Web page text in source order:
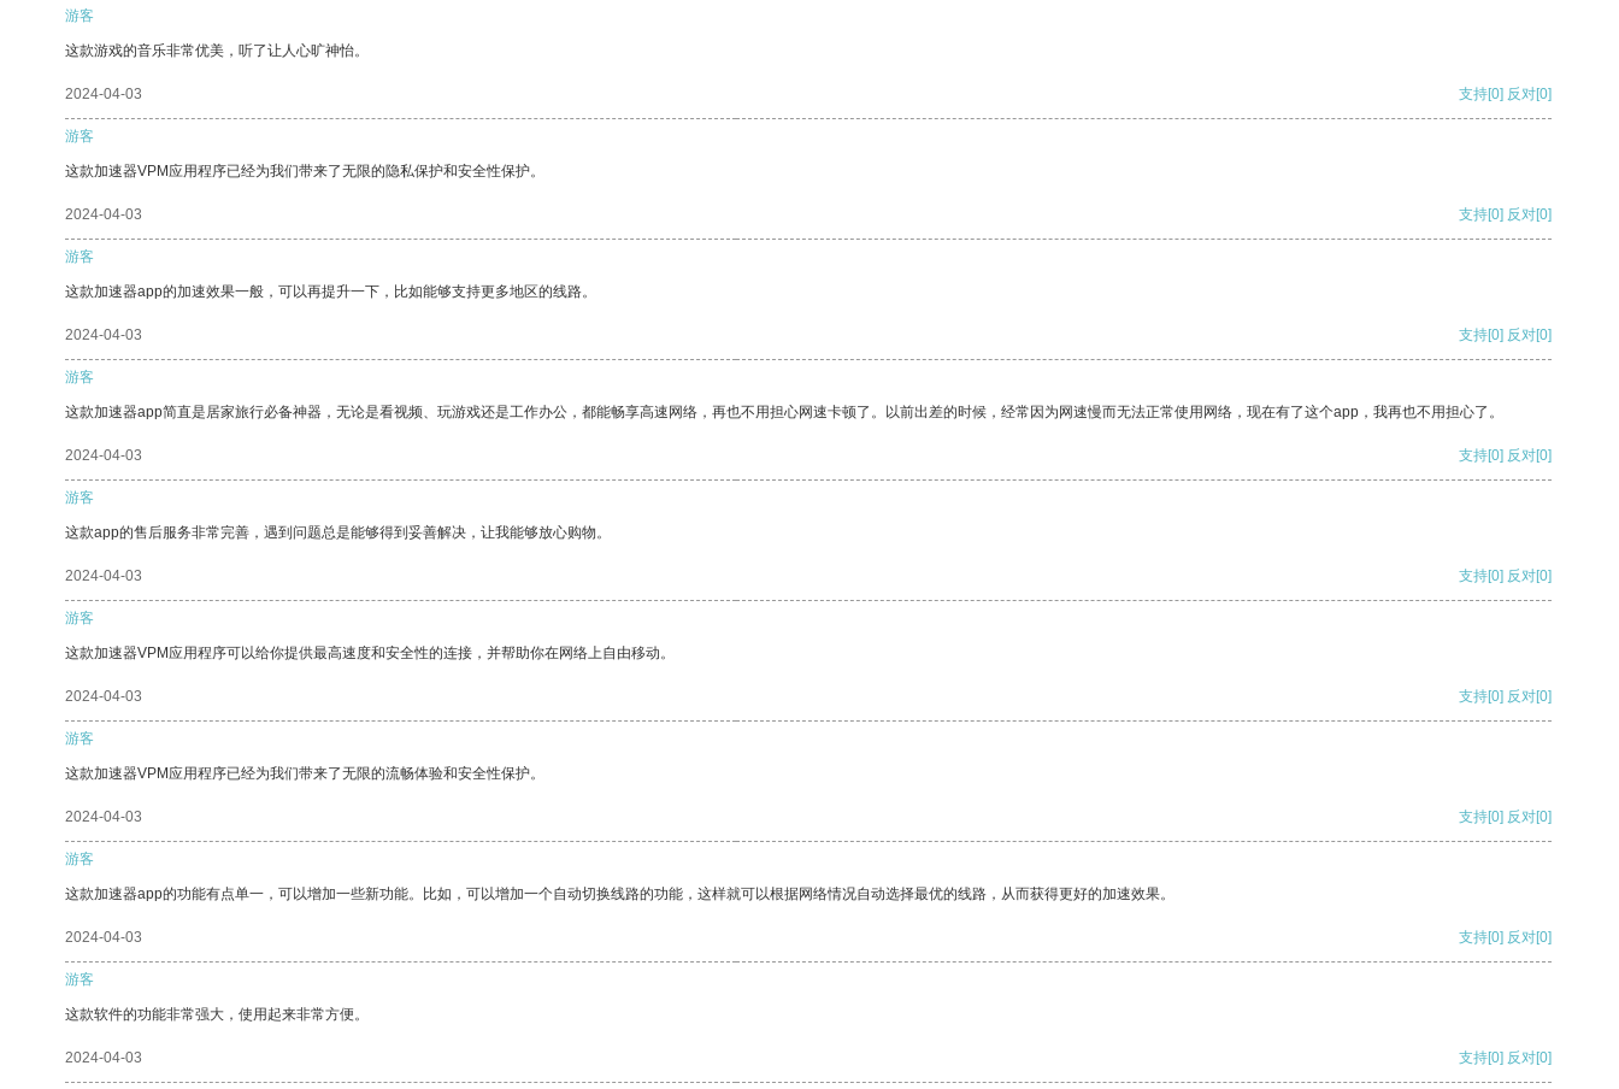
游客
这款游戏的音乐非常优美，听了让人心旷神怡。
2024-04-03 支持[0] 反对[0]
游客
这款加速器VPM应用程序已经为我们带来了无限的隐私保护和安全性保护。
2024-04-03 支持[0] 反对[0]
游客
这款加速器app的加速效果一般，可以再提升一下，比如能够支持更多地区的线路。
2024-04-03 支持[0] 反对[0]
游客
这款加速器app简直是居家旅行必备神器，无论是看视频、玩游戏还是工作办公，都能畅享高速网络，再也不用担心网速卡顿了。以前出差的时候，经常因为网速慢而无法正常使用网络，现在有了这个app，我再也不用担心了。
2024-04-03 支持[0] 反对[0]
游客
这款app的售后服务非常完善，遇到问题总是能够得到妥善解决，让我能够放心购物。
2024-04-03 支持[0] 反对[0]
游客
这款加速器VPM应用程序可以给你提供最高速度和安全性的连接，并帮助你在网络上自由移动。
2024-04-03 支持[0] 反对[0]
游客
这款加速器VPM应用程序已经为我们带来了无限的流畅体验和安全性保护。
2024-04-03 支持[0] 反对[0]
游客
这款加速器app的功能有点单一，可以增加一些新功能。比如，可以增加一个自动切换线路的功能，这样就可以根据网络情况自动选择最优的线路，从而获得更好的加速效果。
2024-04-03 支持[0] 反对[0]
游客
这款软件的功能非常强大，使用起来非常方便。
2024-04-03 支持[0] 反对[0]